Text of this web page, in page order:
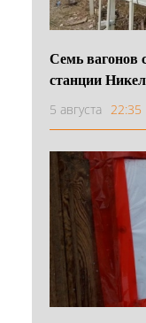
Семь вагонов
станции
5 августа 22:35